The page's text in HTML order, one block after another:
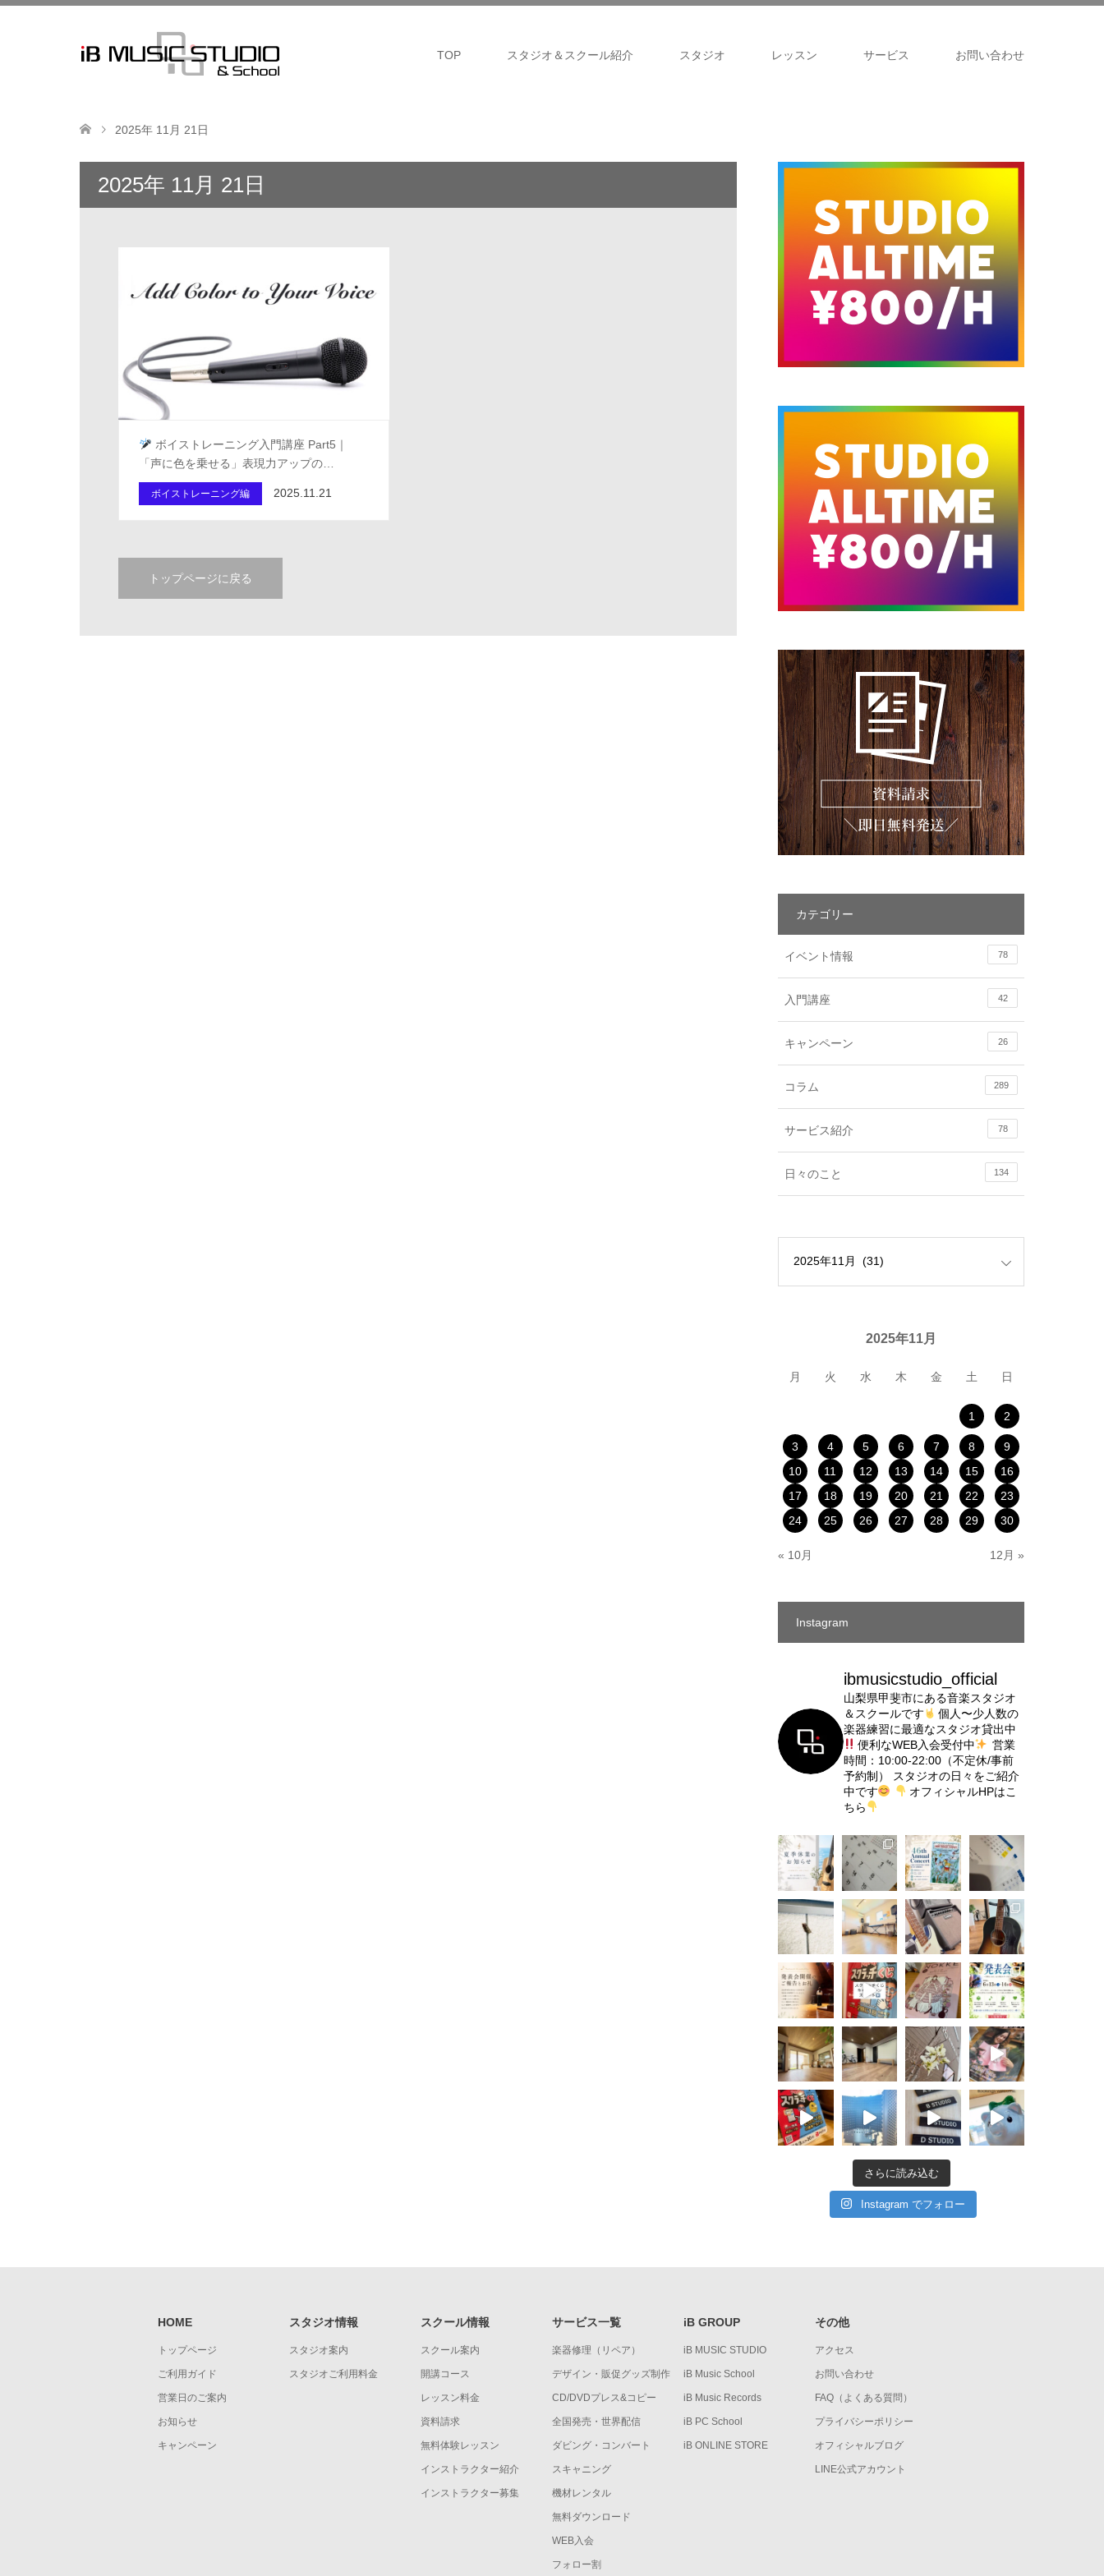
TOP スタジオ＆スクール紹介 スタジオ レッスン サービス お問い合わせ
2025年 11月 21日
2025年 11月 21日
ボイストレーニング入門講座 Part5｜
「声に色を乗せる」表現力アップの…
ボイストレーニング編 2025.11.21
トップページに戻る
カテゴリー
イベント情報 78
入門講座 42
キャンペーン 26
コラム 289
サービス紹介 78
日々のこと 134
2025年11月
月 火 水 木 金 土 日
1 2
3 4 5 6 7 8
9
10
11 12 13 14 15
16
17
18 19 20 21 22
23
24
25 26 27 28 29 30
« 10月 12月 »
Instagram
ibmusicstudio_official
山梨県甲斐市にある音楽スタジオ
＆スクールです
個人〜少人数の
楽器練習に最適なスタジオ貸出中
便利なWEB入会受付中
営業
時間：10:00-22:00（不定休/事前
予約制）
スタジオの日々をご紹介
中です
オフィシャルHPはこ
ちら
さらに読み込む
Instagram でフォロー
HOME
トップページ
ご利用ガイド
営業日のご案内
お知らせ
キャンペーン
スタジオ情報
スタジオ案内
スタジオご利用料金
スクール情報
スクール案内
開講コース
レッスン料金
資料請求
無料体験レッスン
インストラクター紹介
インストラクター募集
サービス一覧
楽器修理（リペア）
デザイン・販促グッズ制作
CD/DVDプレス&コピー
全国発売・世界配信
ダビング・コンバート
スキャニング
機材レンタル
無料ダウンロード
WEB入会
フォロー割
iB GROUP
iB MUSIC STUDIO
iB Music School
iB Music Records
iB PC School
iB ONLINE STORE
その他
アクセス
お問い合わせ
FAQ（よくある質問）
プライバシーポリシー
オフィシャルブログ
LINE公式アカウント